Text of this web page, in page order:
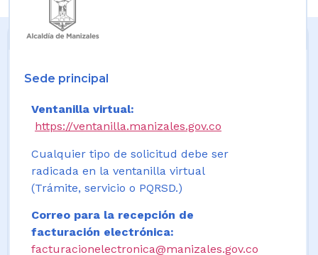
Sede principal
Ventanilla virtual:
https://ventanilla.manizales.gov.co
Cualquier tipo de solicitud debe ser
radicada en la ventanilla virtual
(Trámite, servicio o PQRSD.)
Correo para la recepción de
facturación electrónica:
facturacionelectronica@manizales.gov.co